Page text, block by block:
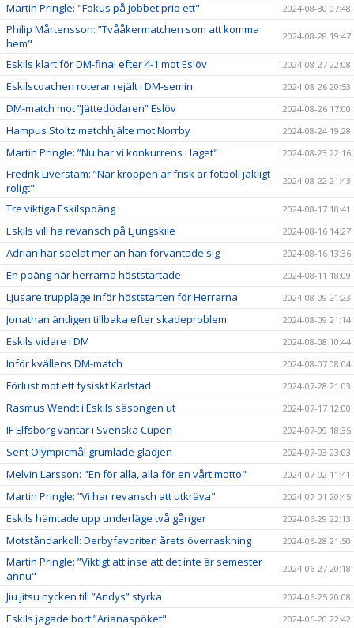
Martin Pringle: "Fokus på jobbet prio ett" 2024-08-30 07:48
Philip Mårtensson: ”Tvååkermatchen som att komma
hem"
2024-08-28 19:47
Eskils klart för DM-final efter 4-1 mot Eslöv 2024-08-27 22:08
Eskilscoachen roterar rejält i DM-semin 2024-08-26 20:53
DM-match mot ”Jättedödaren” Eslöv 2024-08-26 17:00
Hampus Stoltz matchhjälte mot Norrby 2024-08-24 19:28
Martin Pringle: ”Nu har vi konkurrens i laget" 2024-08-23 22:16
Fredrik Liverstam: ”När kroppen är frisk är fotboll jäkligt
roligt"
2024-08-22 21:43
Tre viktiga Eskilspoäng 2024-08-17 18:41
Eskils vill ha revansch på Ljungskile 2024-08-16 14:27
Adrian har spelat mer än han förväntade sig 2024-08-16 13:36
En poäng när herrarna höststartade 2024-08-11 18:09
Ljusare truppläge inför höststarten för Herrarna 2024-08-09 21:23
Jonathan äntligen tillbaka efter skadeproblem 2024-08-09 21:14
Eskils vidare i DM 2024-08-08 10:44
Inför kvällens DM-match 2024-08-07 08:04
Förlust mot ett fysiskt Karlstad 2024-07-28 21:03
Rasmus Wendt i Eskils säsongen ut 2024-07-17 12:00
IF Elfsborg väntar i Svenska Cupen 2024-07-09 18:35
Sent Olympicmål grumlade glädjen 2024-07-03 23:03
Melvin Larsson: "En för alla, alla för en vårt motto" 2024-07-02 11:41
Martin Pringle: ”Vi har revansch att utkräva" 2024-07-01 20:45
Eskils hämtade upp underläge två gånger 2024-06-29 22:13
Motståndarkoll: Derbyfavoriten årets överraskning 2024-06-28 21:50
Martin Pringle: ”Viktigt att inse att det inte är semester
ännu"
2024-06-27 20:18
Jiu jitsu nycken till ”Andys” styrka 2024-06-25 20:08
Eskils jagade bort ”Arianaspöket" 2024-06-20 22:42